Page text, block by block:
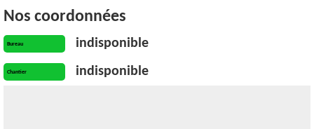
Nos coordonnées
Bureau indisponible
Chantier indisponible